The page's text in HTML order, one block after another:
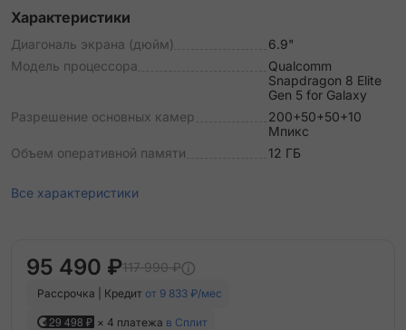
Характеристики
Диагональ экрана (дюйм)
6.9"
Модель процессора
Qualcomm
Snapdragon 8 Elite
Gen 5 for Galaxy
Разрешение основных камер
200+50+50+10
Мпикс
Объем оперативной памяти
12 ГБ
Все характеристики
95 490 ₽117 990 ₽
Рассрочка | Кредит от 9 833 ₽/мес
29 498 ₽ × 4 платежа в Сплит